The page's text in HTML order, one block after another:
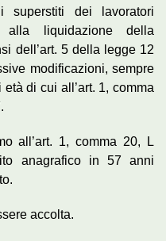
superstiti dei lavoratori
liquidazione della
dell’art. 5 della legge 12
modificazioni, sempre
di cui all’art. 1, comma
all’art. 1, comma 20, L
anagrafico in 57 anni
accolta.